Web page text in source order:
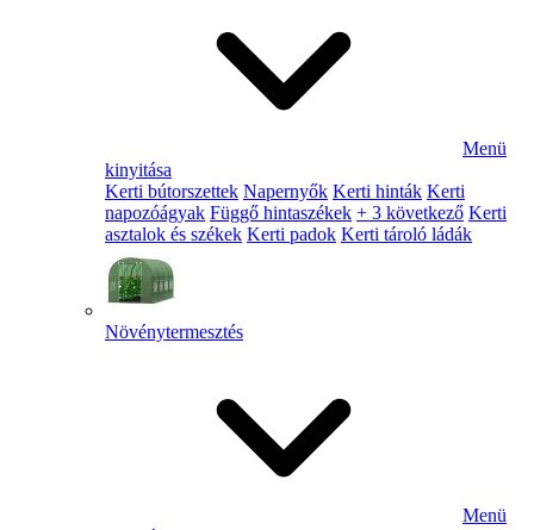
Menü
kinyitása
Kerti bútorszettek Napernyők Kerti hinták Kerti
napozóágyak Függő hintaszékek + 3 következő Kerti
asztalok és székek Kerti padok Kerti tároló ládák
Növénytermesztés
Menü